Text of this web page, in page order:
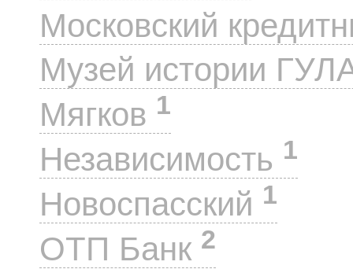
Московский
Музей истории
Мягков 1
Независимость 1
Новоспасский 1
ОТП Банк 2